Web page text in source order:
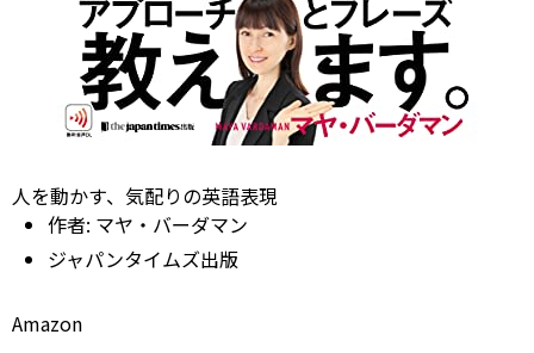
人を動かす、気配りの英語表現
作者: マヤ・バーダマン
ジャパンタイムズ出版
Amazon